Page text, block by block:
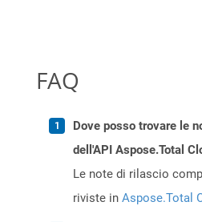
FAQ
Dove posso trovare le
dell'API Aspose.Total
Le note di rilascio
riviste in Aspose.Total